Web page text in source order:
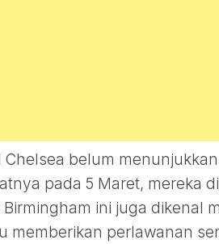
belum menunjukkan
pada 5 Maret, mereka
ini juga dikenal
memberikan perlawanan